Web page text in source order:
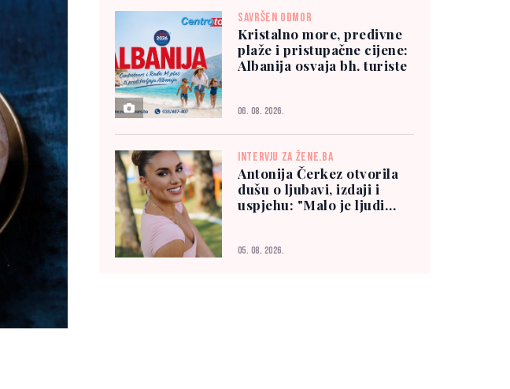
SAVRŠEN ODMOR
Kristalno more, predivne
plaže i pristupačne cijene:
Albanija osvaja bh. turiste
06. 08. 2026.
INTERVJU ZA ŽENE.BA
Antonija Čerkez otvorila
dušu o ljubavi, izdaji i
uspjehu: "Malo je ljudi
05. 08. 2026.